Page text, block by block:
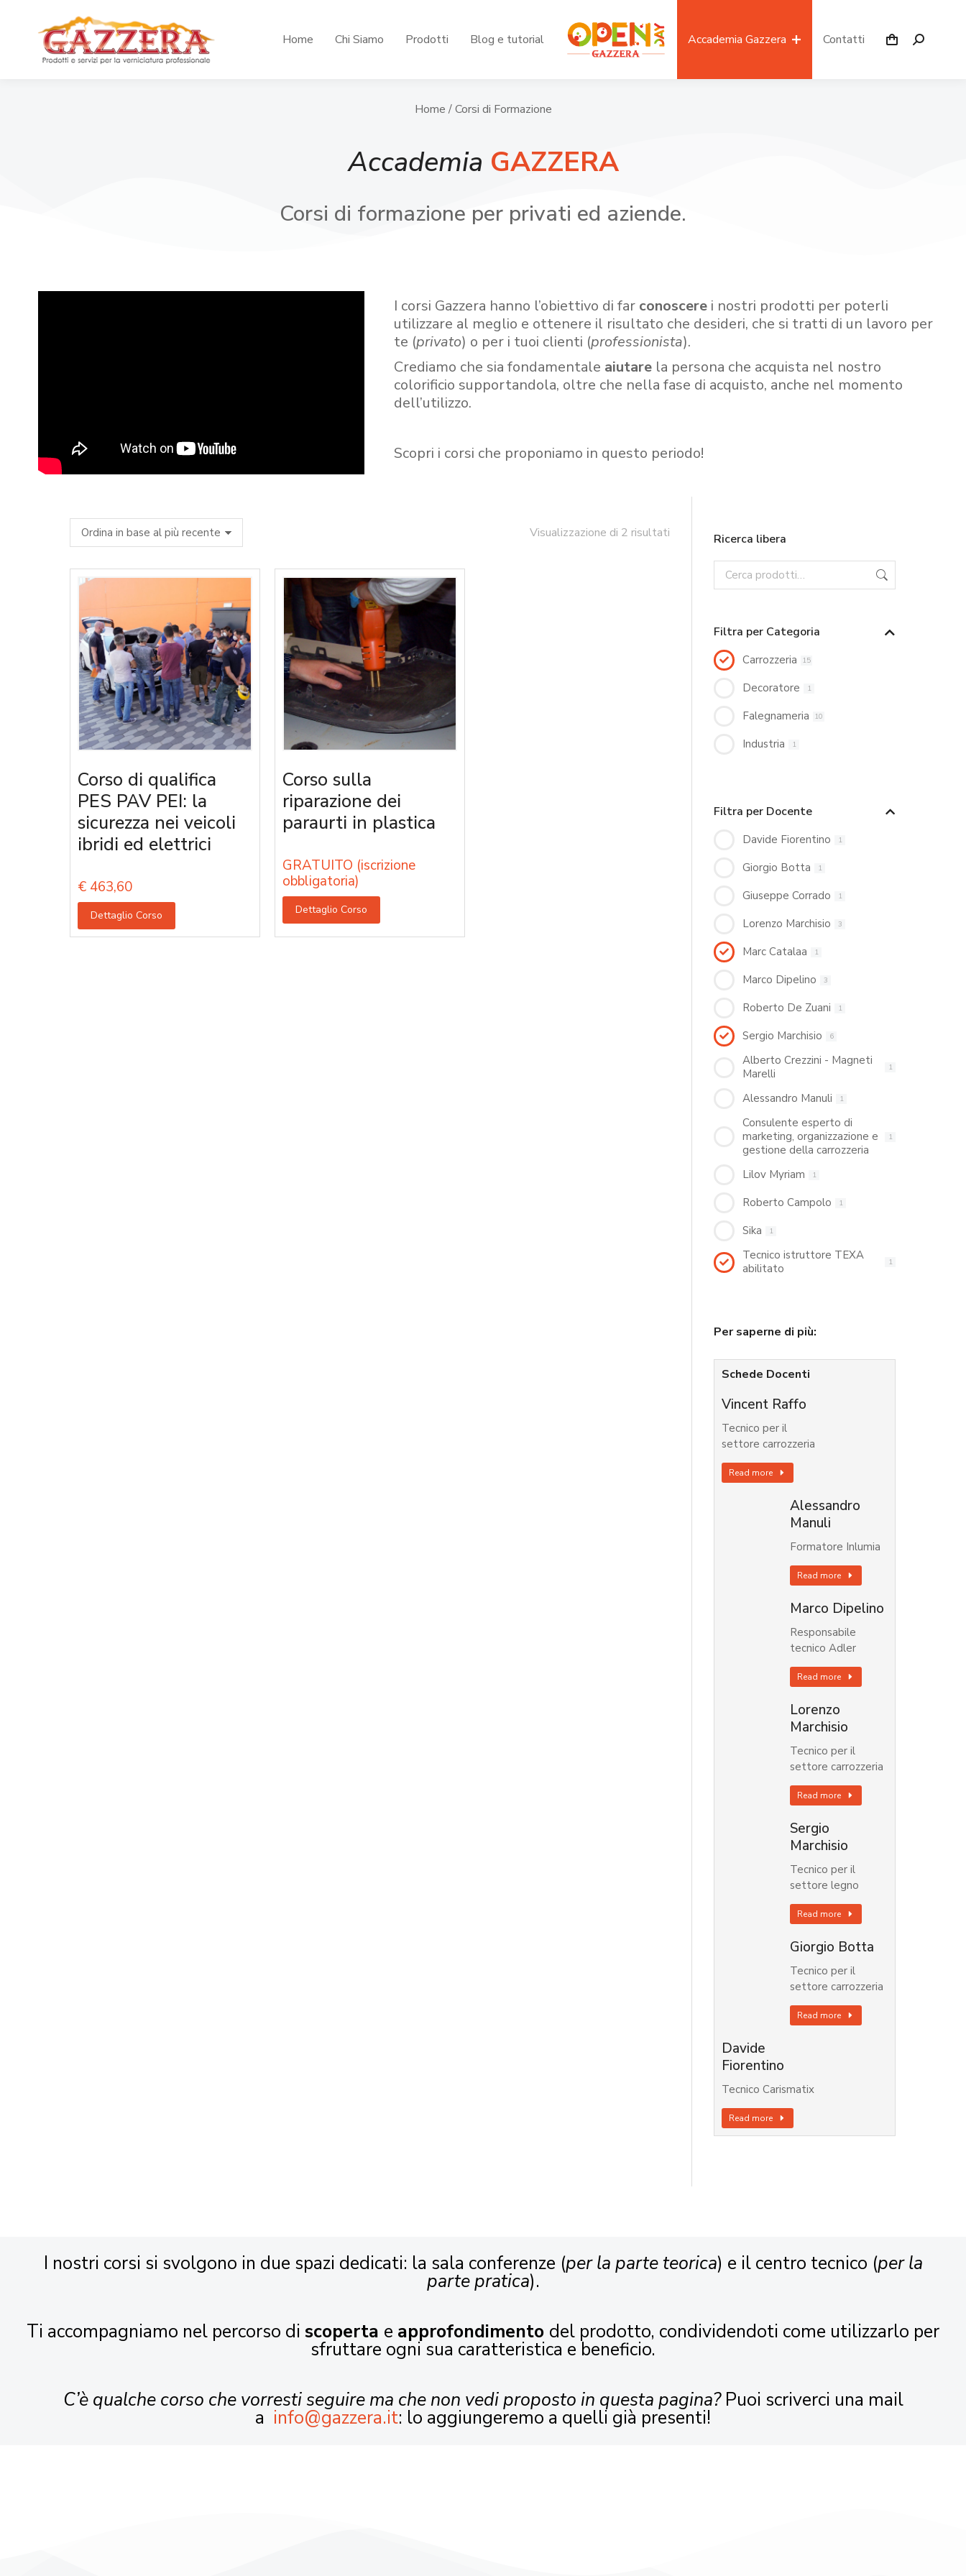
Home Chi Siamo Prodotti Blog e tutorial Accademia Gazzera Contatti
Home / Corsi di Formazione
Accademia GAZZERA
Corsi di formazione per privati ed aziende.
I corsi Gazzera hanno l’obiettivo di far conoscerei nostri prodotti per poterli
utilizzare al meglio e ottenere il risultato che desideri, che si tratti di un lavoro per
te (privato) o per i tuoi clienti (professionista).
Crediamo che sia fondamentale aiutare la persona che acquista nel nostro
colorificio supportandola, oltre che nella fase di acquisto, anche nel momento
dell’utilizzo.
Scopri i corsi che proponiamo in questo periodo!
Visualizzazione di 2 risultati
Corso di qualifica
PES PAV PEI: la
sicurezza nei veicoli
ibridi ed elettrici
€ 463,60
Dettaglio Corso
Corso sulla
riparazione dei
paraurti in plastica
GRATUITO (iscrizione
obbligatoria)
Dettaglio Corso
Ricerca libera
Filtra per Categoria
Carrozzeria 15
Decoratore 1
Falegnameria 10
Industria 1
Filtra per Docente
Davide Fiorentino 1
Giorgio Botta 1
Giuseppe Corrado 1
Lorenzo Marchisio 3
Marc Catalaa 1
Marco Dipelino 3
Roberto De Zuani 1
Sergio Marchisio 6
Alberto Crezzini - Magneti
Marelli
1
Alessandro Manuli 1
Consulente esperto di
marketing, organizzazione e
gestione della carrozzeria
1
Lilov Myriam 1
Roberto Campolo 1
Sika 1
Tecnico istruttore TEXA
abilitato
1
Per saperne di più:
Schede Docenti
Vincent Raffo
Tecnico per il
settore carrozzeria
Read more
Alessandro
Manuli
Formatore Inlumia
Read more
Marco Dipelino
Responsabile
tecnico Adler
Read more
Lorenzo
Marchisio
Tecnico per il
settore carrozzeria
Read more
Sergio
Marchisio
Tecnico per il
settore legno
Read more
Giorgio Botta
Tecnico per il
settore carrozzeria
Read more
Davide
Fiorentino
Tecnico Carismatix
Read more
I nostri corsi si svolgono in due spazi dedicati: la sala conferenze (per la parte teorica) e il centro tecnico (per la
parte pratica).
Ti accompagniamo nel percorso di scoperta e approfondimento del prodotto, condividendoti come utilizzarlo per
sfruttare ogni sua caratteristica e beneficio.
C’è qualche corso che vorresti seguire ma che non vedi proposto in questa pagina?Puoi scriverci una mail
a info@gazzera.it: lo aggiungeremo a quelli già presenti!